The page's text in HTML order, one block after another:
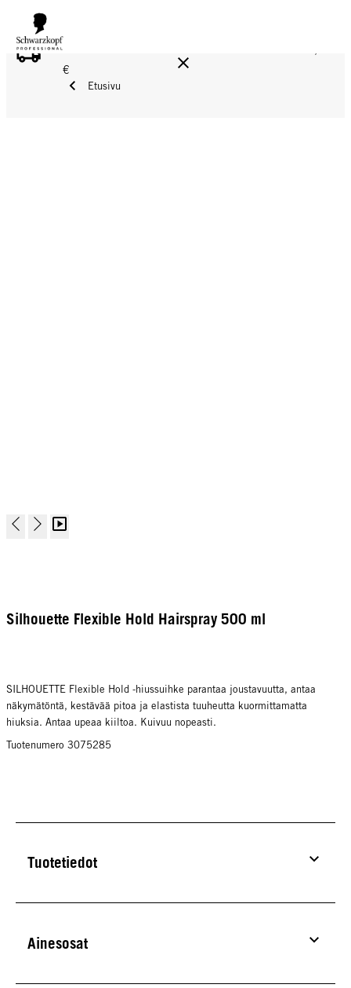
ILMAINEN TOIMITUS YLI 160 € TILAUKSIIN!
€
Etusivu
Silhouette Flexible Hold Hairspray 500 ml
SILHOUETTE Flexible Hold -hiussuihke parantaa joustavuutta, antaa
näkymätöntä, kestävää pitoa ja elastista tuuheutta kuormittamatta
hiuksia. Antaa upeaa kiiltoa. Kuivuu nopeasti.
Tuotenumero 3075285
Tuotetiedot
Ainesosat